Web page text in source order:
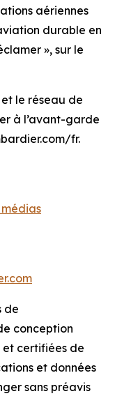
aériennes
durable en
», sur le
le réseau de
à l’avant-garde
fr.
de
conception
et certifiées de
et données
sans préavis